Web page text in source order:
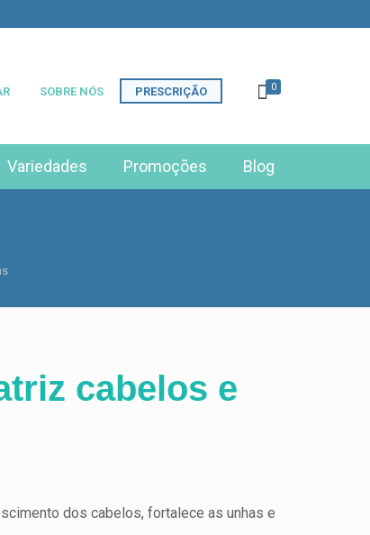
SOBRE NÓS PRESCRIÇÃO
Variedades Promoções Blog
0
cabelos e
dos cabelos, fortalece as unhas e